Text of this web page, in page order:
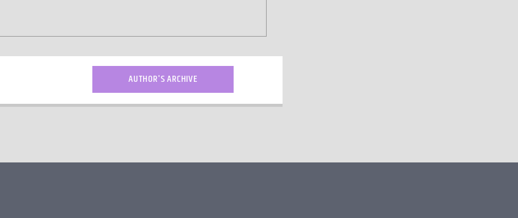
AUTHOR'S ARCHIVE